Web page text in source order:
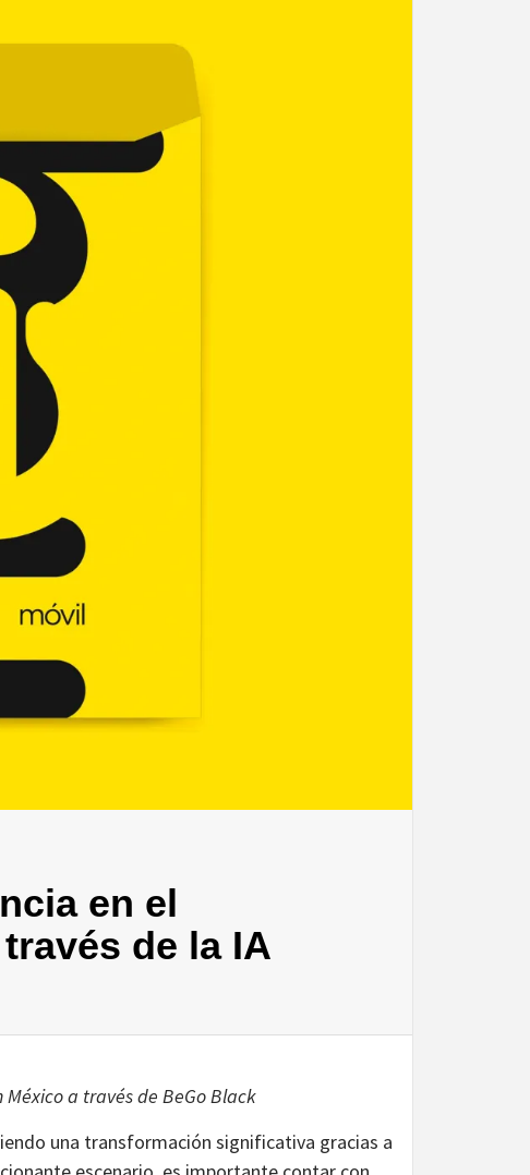
en el
de la IA
a través de BeGo Black
una transformación significativa gracias a